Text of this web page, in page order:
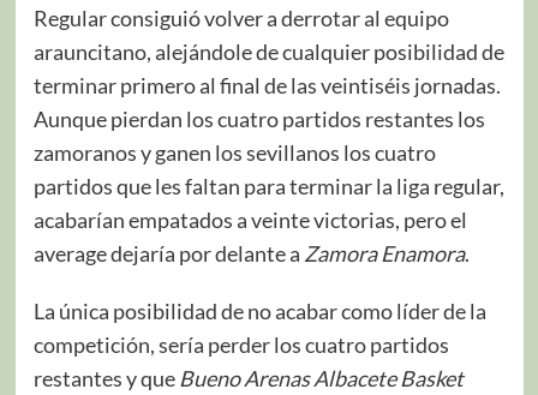
Regular consiguió volver a derrotar al equipo
arauncitano, alejándole de cualquier posibilidad de
terminar primero al final de las veintiséis jornadas.
Aunque pierdan los cuatro partidos restantes los
zamoranos y ganen los sevillanos los cuatro
partidos que les faltan para terminar la liga regular,
acabarían empatados a veinte victorias, pero el
average dejaría por delante a Zamora Enamora.
La única posibilidad de no acabar como líder de la
competición, sería perder los cuatro partidos
restantes y que Bueno Arenas Albacete Basket